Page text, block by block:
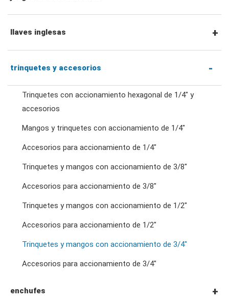
llaves inglesas
llaves combinadas
llaves de trinquete combinadas
llaves de trinquete de doble anillo
llaves de doble boca
llaves para tuercas abocardadas
trinquetes y accesorios
Trinquetes con accionamiento hexagonal de 1/4" y
accesorios
Mangos y trinquetes con accionamiento de 1/4"
Accesorios para accionamiento de 1/4"
Trinquetes y mangos con accionamiento de 3/8"
Accesorios para accionamiento de 3/8"
Trinquetes y mangos con accionamiento de 1/2"
Accesorios para accionamiento de 1/2"
Trinquetes y mangos con accionamiento de 3/4"
Accesorios para accionamiento de 3/4"
enchufes